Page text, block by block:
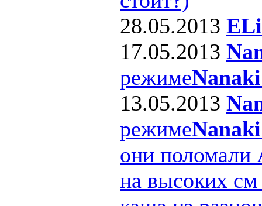
28.05.2013 ELi
17.05.2013
режиме
13.05.2013
режиме
они поломали
на высоких